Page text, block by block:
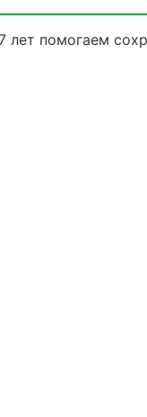
помогаем